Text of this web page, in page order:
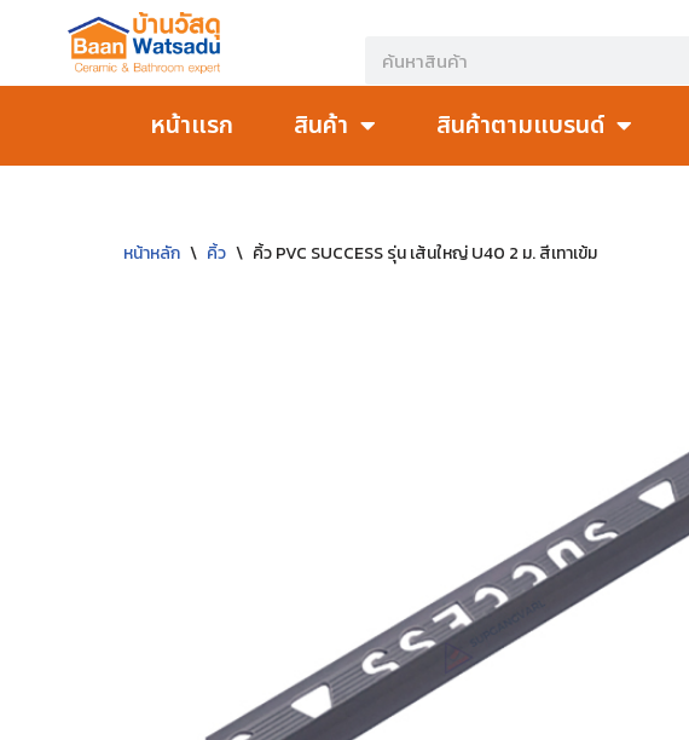
หน้าแรก สินค้า สินค้าตามแบรนด์
หน้าหลัก \ คิ้ว \ คิ้ว PVC SUCCESS รุ่น เส้นใหญ่ U40 2 ม. สีเทาเข้ม